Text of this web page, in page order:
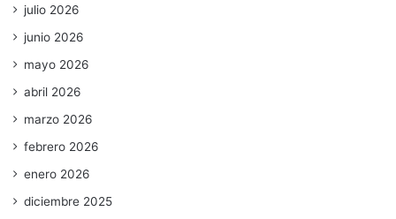
julio 2026
junio 2026
mayo 2026
abril 2026
marzo 2026
febrero 2026
enero 2026
diciembre 2025